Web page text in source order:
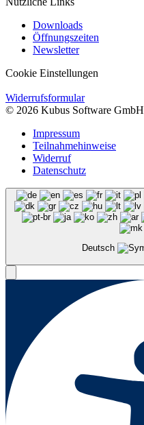
Downloads
Öffnungszeiten
Newsletter
Cookie Einstellungen
Widerrufsformular
© 2026 Kubus Software GmbH
Impressum
Teilnahmehinweise
Widerruf
Datenschutz
Deutsch